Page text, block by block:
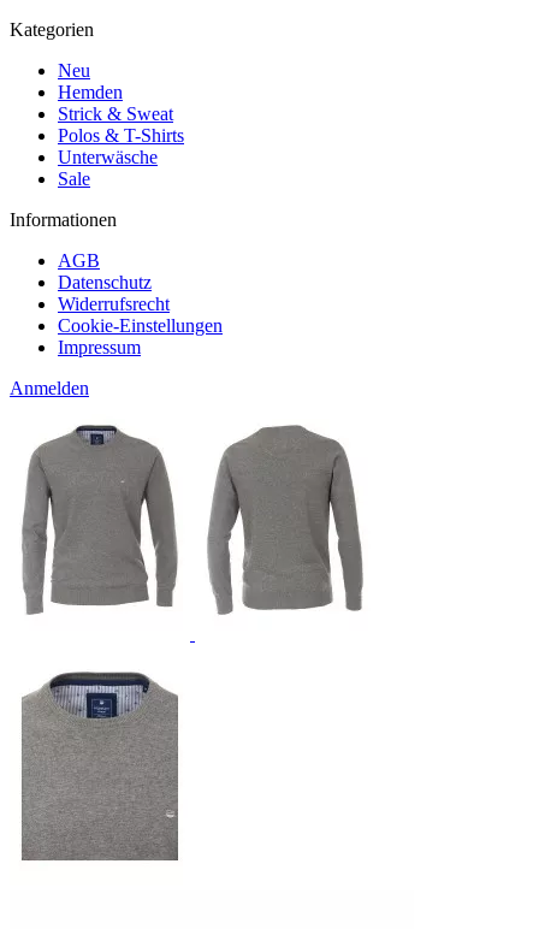
Kategorien
Neu
Hemden
Strick & Sweat
Polos & T-Shirts
Unterwäsche
Sale
Informationen
AGB
Datenschutz
Widerrufsrecht
Cookie-Einstellungen
Impressum
Anmelden